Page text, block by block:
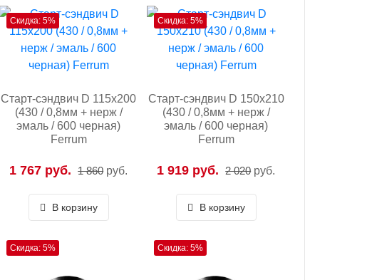
Скидка: 5%
Старт-сэндвич D 115х200
(430 / 0,8мм + нерж /
эмаль / 600 черная)
Ferrum
1 767 руб. 1 860 руб.
В корзину
Скидка: 5%
Старт-сэндвич D 150х210
(430 / 0,8мм + нерж /
эмаль / 600 черная)
Ferrum
1 919 руб. 2 020 руб.
В корзину
Скидка: 5% Скидка: 5%